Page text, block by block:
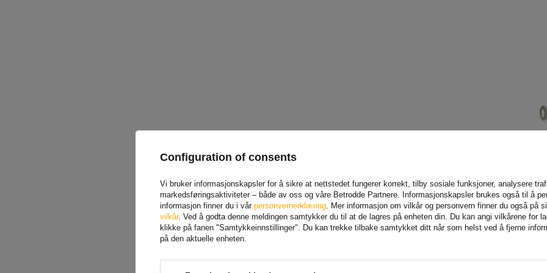
Configuration of consents
Vi bruker informasjonskapsler for å sikre at nettstedet fungerer korrekt, tilby sosiale funksjoner, analysere
markedsføringsaktiviteter – både av oss og våre Betrodde Partnere. Informasjonskapsler brukes også til å
informasjon finner du i vår personvernerklæring. Mer informasjon om vilkår og personvern finner du også på
vilkår. Ved å godta denne meldingen samtykker du til at de lagres på enheten din. Du kan angi vilkårene for
klikke på fanen "Samtykkeinnstillinger". Du kan trekke tilbake samtykket ditt når som helst ved å fjerne
på den aktuelle enheten.